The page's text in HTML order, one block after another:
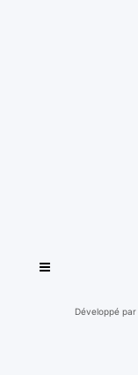
Développé par